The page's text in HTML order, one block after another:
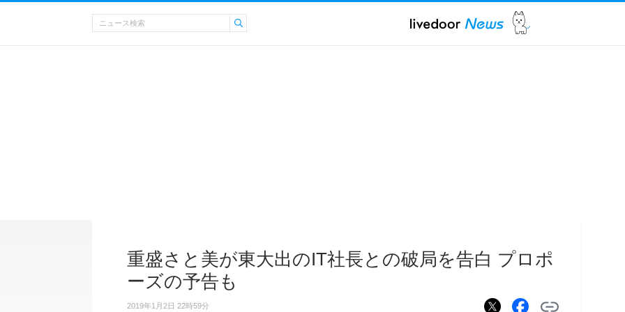
重盛さと美が東大出のIT社長との破局を告白 プロポ
ーズの予告も
2019年1月2日 22時59分